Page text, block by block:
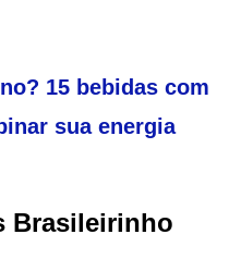
15 bebidas com
sua energia
Brasileirinho